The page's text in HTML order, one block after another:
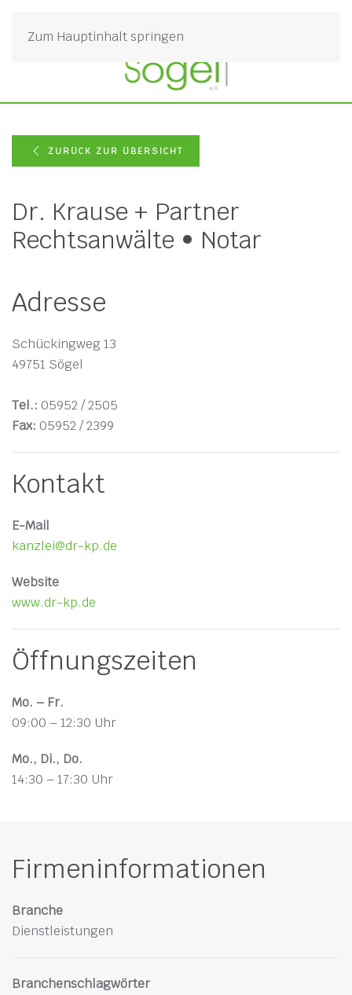
Zum Hauptinhalt springen
ZURÜCK ZUR ÜBERSICHT
Dr. Krause + Partner
Rechtsanwälte • Notar
Adresse
Schückingweg 13
49751 Sögel
Tel.: 05952 / 2505
Fax: 05952 / 2399
Kontakt
E-Mail
kanzlei@dr-kp.de
Website
www.dr-kp.de
Öffnungszeiten
Mo. – Fr.
09:00 – 12:30 Uhr
Mo., Di., Do.
14:30 – 17:30 Uhr
Firmeninformationen
Branche
Dienstleistungen
Branchenschlagwörter